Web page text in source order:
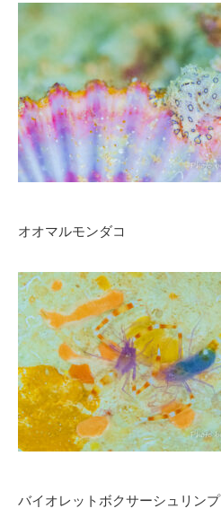
オオマルモンダコ
バイオレットボクサーシュリンプ